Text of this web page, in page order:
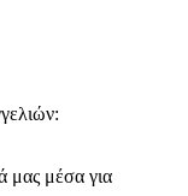
μας μέσα για